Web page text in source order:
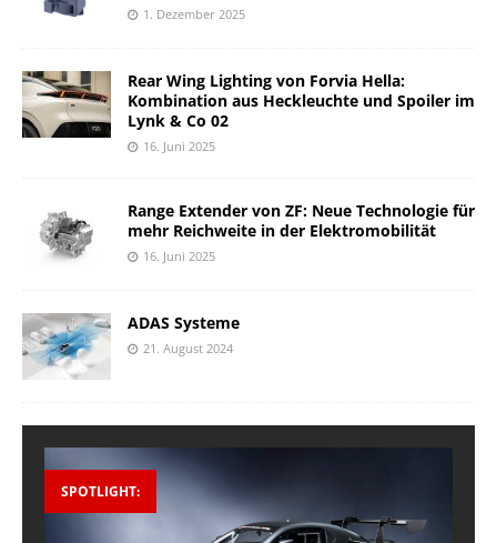
1. Dezember 2025
Rear Wing Lighting von Forvia Hella:
Kombination aus Heckleuchte und Spoiler im
Lynk & Co 02
16. Juni 2025
Range Extender von ZF: Neue Technologie für
mehr Reichweite in der Elektromobilität
16. Juni 2025
ADAS Systeme
21. August 2024
SPOTLIGHT: